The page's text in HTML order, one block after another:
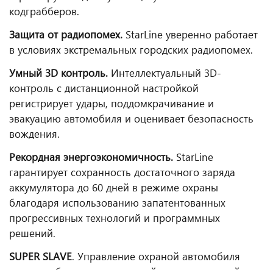
кодграбберов.
Защита от радиопомех. StarLine уверенно работает
в условиях экстремальных городских радиопомех.
Умный 3D контроль. Интеллектуальный 3D-
контроль с дистанционной настройкой
регистрирует удары, поддомкрачивание и
эвакуацию автомобиля и оценивает безопасность
вождения.
Рекордная энергоэкономичность. StarLine
гарантирует сохранность достаточного заряда
аккумулятора до 60 дней в режиме охраны
благодаря использованию запатентованных
прогрессивных технологий и программных
решений.
SUPER SLAVE. Управление охраной автомобиля